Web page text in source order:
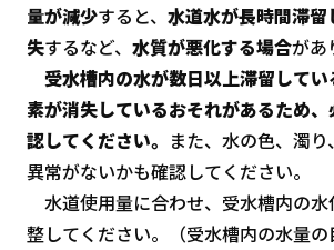
量が減少すると、 水道水が長時間滞
失するなど、 水質が悪化する場合があ
受水槽内の水が数日以上滞留して
素が消失しているおそれがあるため
認してください。 また、水の色、濁
異常がないかも確認してください。
水道使用量に合わせ、受水槽内の水
整してください。（受水槽内の水量